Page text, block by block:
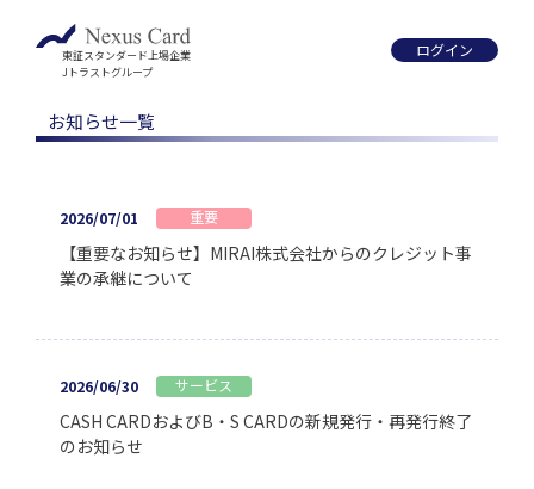
東証スタンダード上場企業
Jトラストグループ
ログイン
お知らせ一覧
2026/07/01 重要
【重要なお知らせ】MIRAI株式会社からのクレジット事
業の承継について
2026/06/30 サービス
CASH CARDおよびB・S CARDの新規発行・再発行終了
のお知らせ